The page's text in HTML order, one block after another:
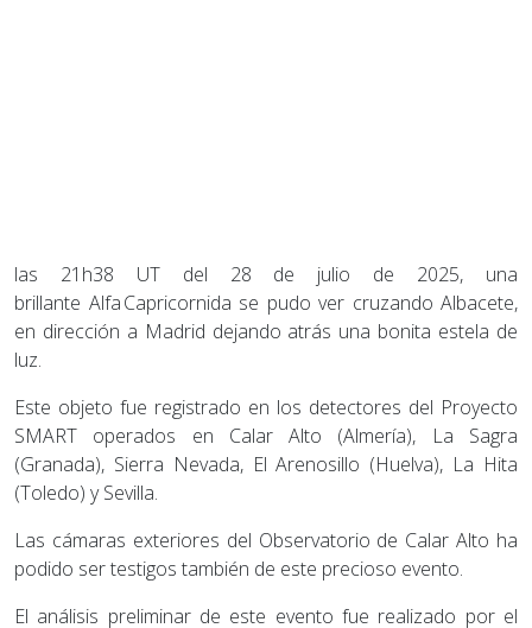
las 21h38 UT del 28 de julio de 2025, una
brillante Alfa Capricornida se pudo ver cruzando Albacete,
en dirección a Madrid dejando atrás una bonita estela de
luz.
Este objeto fue registrado en los detectores del Proyecto
SMART operados en Calar Alto (Almería), La Sagra
(Granada), Sierra Nevada, El Arenosillo (Huelva), La Hita
(Toledo) y Sevilla.
Las cámaras exteriores del Observatorio de Calar Alto ha
podido ser testigos también de este precioso evento.
El análisis preliminar de este evento fue realizado por el